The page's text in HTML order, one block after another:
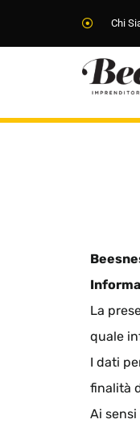
Chi
La
quale
I dati
finalità
Ai